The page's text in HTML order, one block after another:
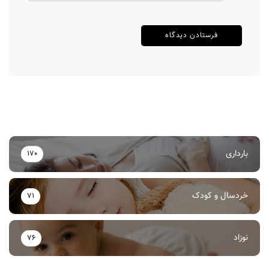
بارداری 170
خردسال و کودک 71
نوزاد 76